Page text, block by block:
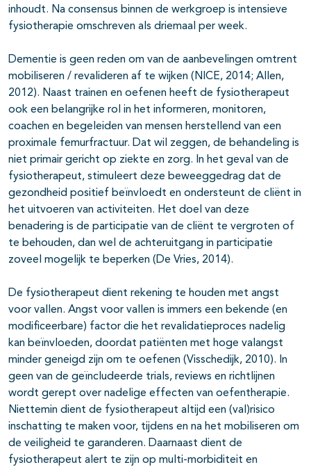
inhoudt. Na consensus binnen de werkgroep is intensieve
fysiotherapie omschreven als driemaal per week.
Dementie is geen reden om van de aanbevelingen omtrent
mobiliseren / revalideren af te wijken (NICE, 2014; Allen,
2012). Naast trainen en oefenen heeft de fysiotherapeut
ook een belangrijke rol in het informeren, monitoren,
coachen en begeleiden van mensen herstellend van een
proximale femurfractuur. Dat wil zeggen, de behandeling is
niet primair gericht op ziekte en zorg. In het geval van de
fysiotherapeut, stimuleert deze beweeggedrag dat de
gezondheid positief beïnvloedt en ondersteunt de cliënt in
het uitvoeren van activiteiten. Het doel van deze
benadering is de participatie van de cliënt te vergroten of
te behouden, dan wel de achteruitgang in participatie
zoveel mogelijk te beperken (De Vries, 2014).
De fysiotherapeut dient rekening te houden met angst
voor vallen. Angst voor vallen is immers een bekende (en
modificeerbare) factor die het revalidatieproces nadelig
kan beïnvloeden, doordat patiënten met hoge valangst
minder geneigd zijn om te oefenen (Visschedijk, 2010). In
geen van de geïncludeerde trials, reviews en richtlijnen
wordt gerept over nadelige effecten van oefentherapie.
Niettemin dient de fysiotherapeut altijd een (val)risico
inschatting te maken voor, tijdens en na het mobiliseren om
de veiligheid te garanderen. Daarnaast dient de
fysiotherapeut alert te zijn op multi-morbiditeit en